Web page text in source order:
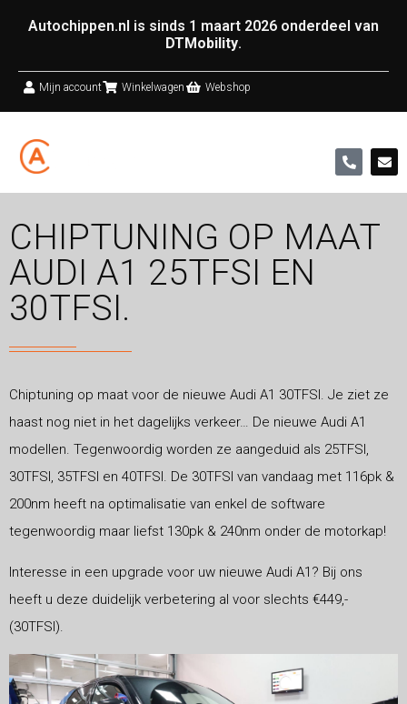
Autochippen.nl is sinds 1 maart 2026 onderdeel van
DTMobility.
Mijn account Winkelwagen Webshop
CHIPTUNING OP MAAT
AUDI A1 25TFSI EN
30TFSI.
Chiptuning op maat voor de nieuwe Audi A1 30TFSI. Je ziet ze
haast nog niet in het dagelijks verkeer… De nieuwe Audi A1
modellen. Tegenwoordig worden ze aangeduid als 25TFSI,
30TFSI, 35TFSI en 40TFSI. De 30TFSI van vandaag met 116pk &
200nm heeft na optimalisatie van enkel de software
tegenwoordig maar liefst 130pk & 240nm onder de motorkap!
Interesse in een upgrade voor uw nieuwe Audi A1? Bij ons
heeft u deze duidelijk verbetering al voor slechts €449,-
(30TFSI).